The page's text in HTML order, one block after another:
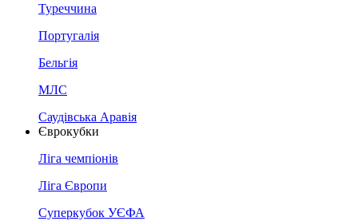
Туреччина
Португалія
Бельгія
МЛС
Саудівська Аравія
Єврокубки
Ліга чемпіонів
Ліга Європи
Суперкубок УЄФА